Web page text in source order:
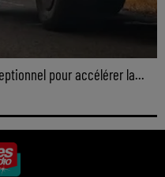
pour accélérer la...